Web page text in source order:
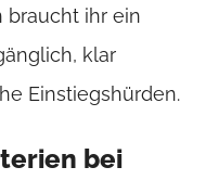
braucht ihr ein
klar
Einstiegshürden.
bei